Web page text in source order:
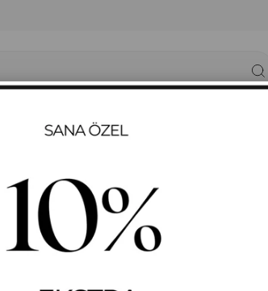
ELBISE SWEATSHIRT
KADIN SIYAH RENK
STOK KODU (TG089)
+ DAHA FAZLABLUZ